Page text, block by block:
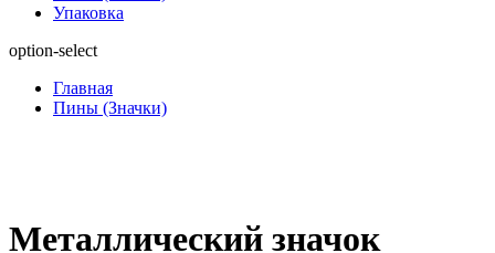
Упаковка
option-select
Главная
Пины (Значки)
Металлический значок